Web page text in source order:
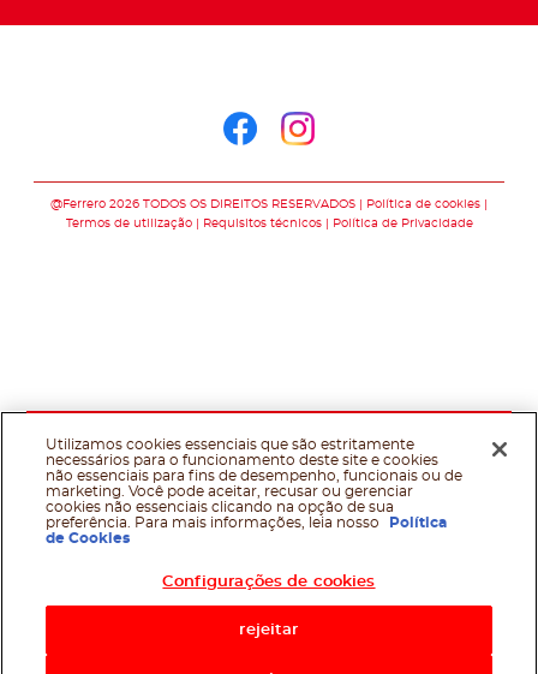
@Ferrero 2026 TODOS OS DIREITOS RESERVADOS
Política de cookies
Termos de utilização
Requisitos técnicos Política de Privacidade
Utilizamos cookies essenciais que são estritamente
necessários para o funcionamento deste site e cookies
não essenciais para fins de desempenho, funcionais ou de
marketing. Você pode aceitar, recusar ou gerenciar
cookies não essenciais clicando na opção de sua
preferência. Para mais informações, leia nosso
Política
de Cookies
Configurações de cookies
rejeitar